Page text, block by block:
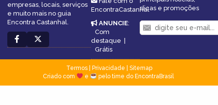
empresas, locais, serviços
e muito mais no guia
Encontra Castanhal.
EncontraCastanhal
ANUNCIE:
Com
destaque
Grátis
dicas e promoções
Termos| Privacidade
Sitemap
Criado com
e pelo time do EncontraBrasil